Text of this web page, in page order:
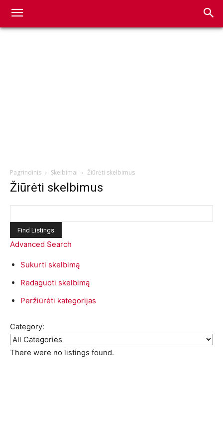
Pagrindinis Skelbimai Žiūrėti skelbimus
Žiūrėti skelbimus
for:
Advanced Search
Sukurti skelbimą
Redaguoti skelbimą
Peržiūrėti kategorijas
Category:
There were no listings found.